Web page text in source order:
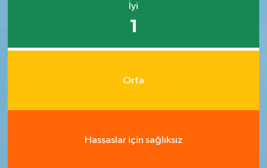
İyi
1
Orta
Hassaslar için sağlıksız